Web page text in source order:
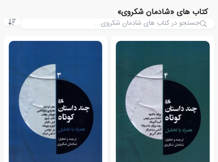
کتاب های «شادمان شکروی»